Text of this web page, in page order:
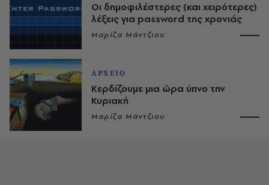
Οι δημοφιλέστερες (και χειρότερες)
λέξεις για password της χρονιάς
Μαρίζα Μάντζιου
ΑΡΧΕΙΟ
Κερδίζουμε μια ώρα ύπνο την
Κυριακή
Μαρίζα Μάντζιου